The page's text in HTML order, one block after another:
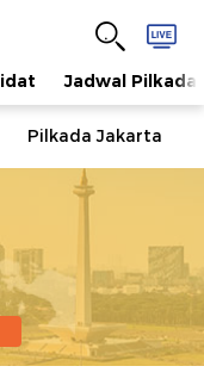
Jadwal Pilkada
Pilkada Jakarta